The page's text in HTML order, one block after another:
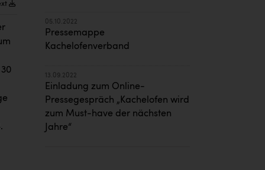
05.10.2022
Pressemappe
Kachelofenverband
13.09.2022
Einladung zum Online-
Pressegespräch „Kachelofen wird
zum Must-have der nächsten
Jahre“